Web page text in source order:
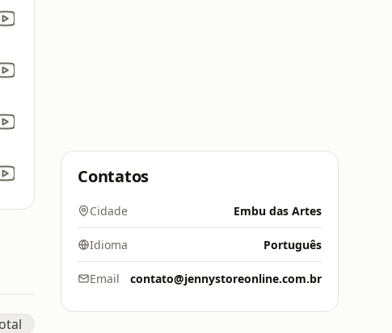
Contatos
Cidade Embu das Artes
Idioma Português
Email contato@jennystoreonline.com.br